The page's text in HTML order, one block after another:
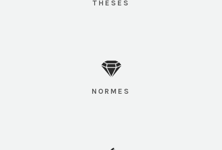
THÈSES
NORMES